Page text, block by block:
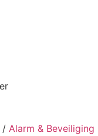
/ Alarm & Beveiliging